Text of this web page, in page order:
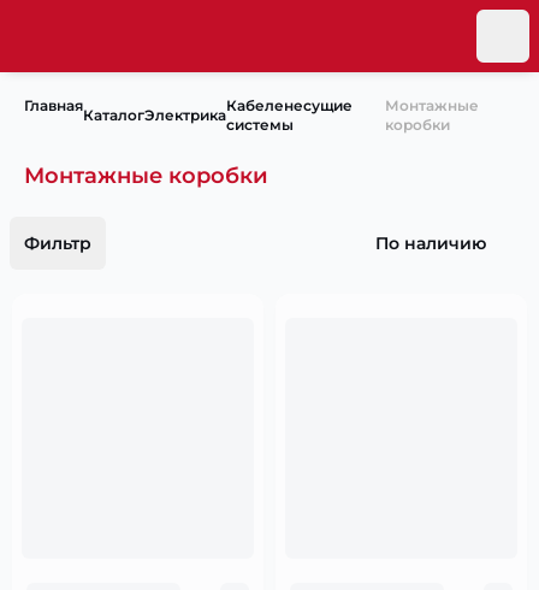
Главная
КаталогЭлектрика
Кабеленесущие
системы
Монтажные
коробки
Монтажные коробки
Фильтр По наличию